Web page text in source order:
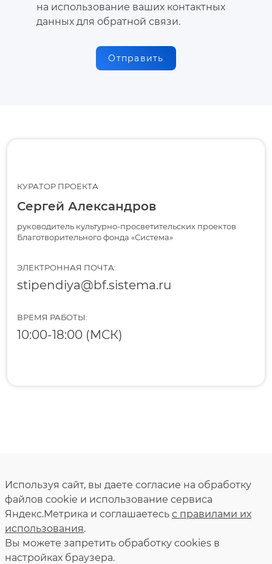
на использование ваших контактных
данных для обратной связи.
Отправить
КУРАТОР ПРОЕКТА
Сергей Александров
руководитель культурно-просветительских проектов
Благотворительного фонда «Система»
ЭЛЕКТРОННАЯ ПОЧТА:
stipendiya@bf.sistema.ru
ВРЕМЯ РАБОТЫ:
10:00-18:00 (МСК)
Используя сайт, вы даете согласие на обработку
файлов cookie и использование сервиса
Яндекс.Метрика и соглашаетесь с правилами их
использования.
Вы можете запретить обработку сookies в
настройках браузера.